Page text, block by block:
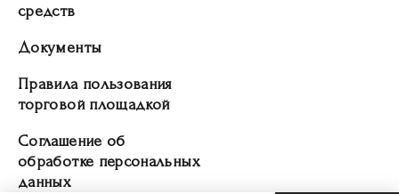
средств
Документы
Правила пользования
торговой площадкой
Соглашение об
обработке персональных
данных